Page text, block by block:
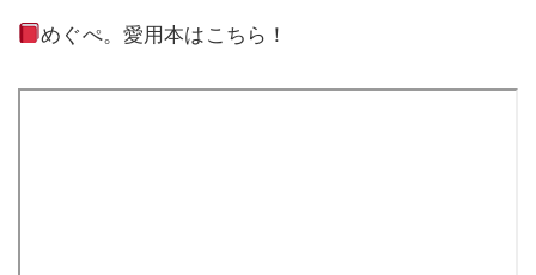
めぐぺ。愛用本はこちら！